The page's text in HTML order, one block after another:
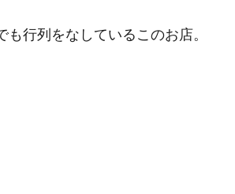
行列をなしているこのお店。